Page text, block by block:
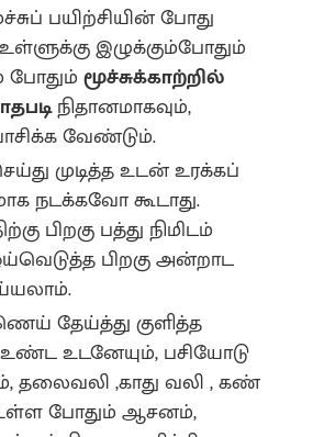
பயிற்சியின் போது
இழுக்கும்போதும்
போதும் மூச்சுக்காற்றில்
நிதானமாகவும்,
வேண்டும்.
முடித்த உடன் உரக்கப்
நடக்கவோ கூடாது.
பிறகு பத்து நிமிடம்
பிறகு அன்றாட
தேய்த்து குளித்த
உண்ட உடனேயும், பசியோடு
தலைவலி ,காது வலி , கண்
போதும் ஆசனம்,